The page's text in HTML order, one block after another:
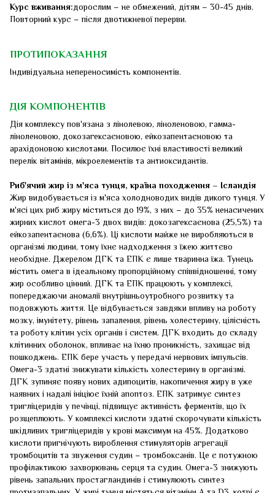
Курс вживання:дорослим – не обмежений, дітям – 30-45 днів.
Повторний курс – після двотижневої перерви.
ПРОТИПОКАЗАННЯ
Індивідуальна непереносимість компонентів.
ДІЯ КОМПОНЕНТІВ
Дія комплексу пов'язана з лінолевою, ліноленовою, гамма-
ліноленовою, докозагексаєновою, ейкозапентаєновою та
арахідоновою кислотами. Посилює їхні властивості великий
перелік вітамінів, мікроелементів та антиоксидантів.
Риб'ячий жир із м'яса тунця, країна походження – Ісландія
Жир видобувається із м'яса холодноводих видів дикого тунця. У
м'ясі цих риб жиру міститься до 19%, з них – до 35% ненасичених
жирних кислот омега-3 двох видів: докозагексаєнова (25,5%) та
ейкозапентаєнова (6,6%). Ці кислоти майже не виробляються в
організмі людини, тому їхнє надходження з їжею життєво
необхідне. Джерелом ДГК та ЕПК є лише тваринна їжа. Тунець
містить омега в ідеальному пропорційному співвідношенні, тому
жир особливо цінний. ДГК та ЕПК працюють у комплексі,
попереджаючи аномалії внутрішньоутробного розвитку та
подовжують життя. Це відбувається завдяки впливу на роботу
мозку, імунітету, рівень запалення, рівень холестерину, цілісність
та роботу клітин усіх органів і систем. ДГК входить до складу
клітинних оболонок, впливає на їхню проникність, захищає від
пошкоджень. ЕПК бере участь у передачі нервових імпульсів.
Омега-3 здатні знижувати кількість холестерину в організмі.
ДГК зупиняє появу нових адипоцитів, накопичення жиру в уже
наявних і надалі ініціює їхній апоптоз. ЕПК затримує синтез
тригліцеридів у печінці, підвищує активність ферментів, що їх
розщеплюють. У комплексі кислоти здатні скорочувати кількість
шкідливих тригліцеридів у крові максимум на 45%. Додатково
кислоти пригнічують вироблення стимуляторів агрегації
тромбоцитів та звуження судин – тромбоксанів. Це є потужною
профілактикою захворювань серця та судин. Омега-3 знижують
рівень запальних простагландинів і стимулюють синтез